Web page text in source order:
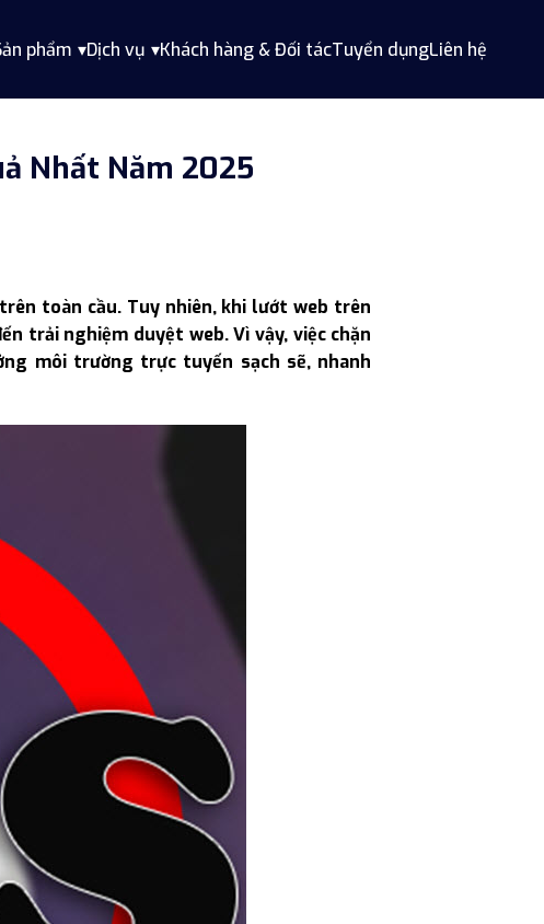
phẩm Dịch vụ Khách hàng & Đối tácTuyển dụngLiên hệ
Nhất Năm 2025
toàn cầu. Tuy nhiên, khi lướt web trên
trải nghiệm duyệt web. Vì vậy, việc chặn
môi trường trực tuyến sạch sẽ, nhanh